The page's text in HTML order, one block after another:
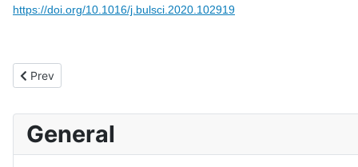
General
https://doi.org/10.1016/j.bulsci.2020.102919
Previous article: Parabolic curves of diffeomorphisms
Prev